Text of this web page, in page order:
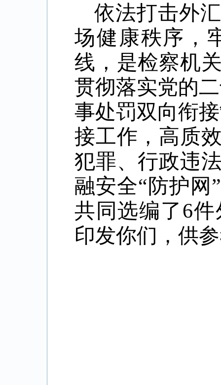
依法打击外
场健康秩序，
线，是检察机
贯彻落实党的
事处罚双向衔
接工作，高质
犯罪、行政违
融安全“防护网
共同选编了6
印发你们，供